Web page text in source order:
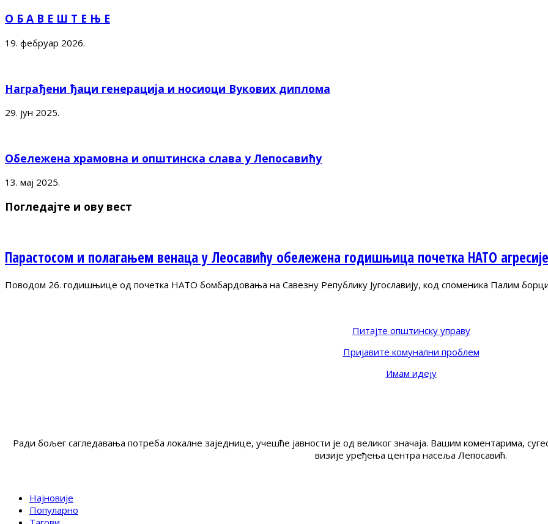
О Б А В Е Ш Т Е Њ Е
19. фебруар 2026.
Награђени ђаци генерација и носиоци Вукових диплома
29. јун 2025.
Обележена храмовна и општинска слава у Лепосавићу
13. мај 2025.
Погледајте и ову вест
Парастосом и полагањем венаца у Леосавићу обележена годишњица почетка НАТО агресије
Поводом 26. годишњице од почетка НАТО бомбардовања на Савезну Републику Југославију, код споменика Палим
Питајте општинску управу
Пријавите комунални проблем
Имам идеју
Ради бољег сагледавања потреба локалне заједнице, учешће јавности је од великог значаја. Вашим коментарима,
визије уређења центра насеља Лепосавић.
Најновије
Популарно